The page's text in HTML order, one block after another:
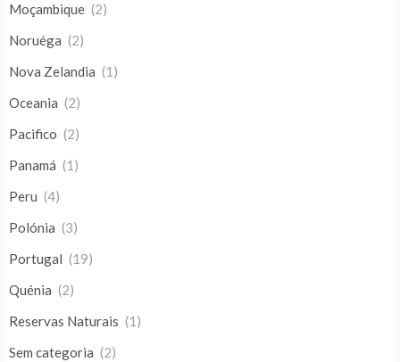
Moçambique (2)
Noruéga (2)
Nova Zelandia (1)
Oceania (2)
Pacifico (2)
Panamá (1)
Peru (4)
Polónia (3)
Portugal (19)
Quénia (2)
Reservas Naturais (1)
Sem categoria (2)